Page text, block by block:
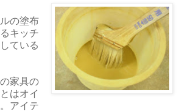
の塗布
キッチ
ている
家具の
はオイ
アイテ